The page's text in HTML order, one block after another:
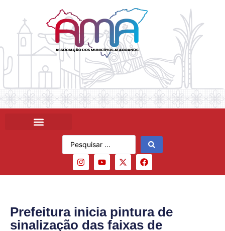
Prefeitura inicia pintura de
sinalização das faixas de